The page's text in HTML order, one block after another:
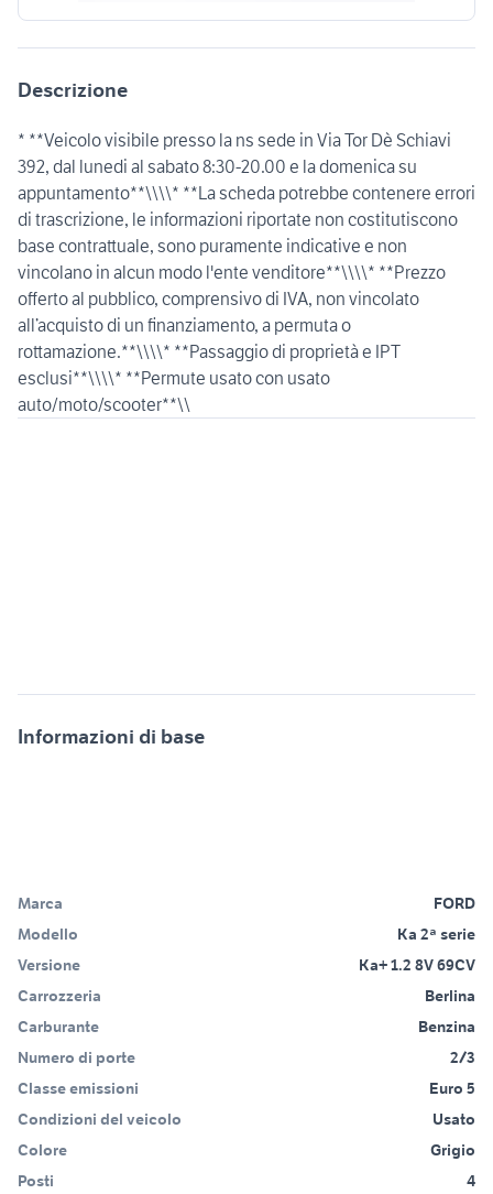
Descrizione
* **Veicolo visibile presso la ns sede in Via Tor Dè Schiavi
392, dal lunedi al sabato 8:30-20.00 e la domenica su
appuntamento**\\\\* **La scheda potrebbe contenere errori
di trascrizione, le informazioni riportate non costitutiscono
base contrattuale, sono puramente indicative e non
vincolano in alcun modo l'ente venditore**\\\\* **Prezzo
offerto al pubblico, comprensivo di IVA, non vincolato
all’acquisto di un finanziamento, a permuta o
rottamazione.**\\\\* **Passaggio di proprietà e IPT
esclusi**\\\\* **Permute usato con usato
Informazioni di base
Marca
FORD
Modello
Ka 2ª serie
Versione
Ka+ 1.2 8V 69CV
Carrozzeria
Berlina
Carburante
Benzina
Numero di porte
2/3
Classe emissioni
Euro 5
Condizioni del veicolo
Usato
Colore
Grigio
Posti
4